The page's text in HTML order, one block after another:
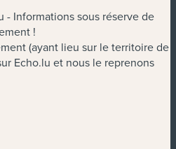
- Informations sous réserve de
!
(ayant lieu sur le territoire de
Echo.lu et nous le reprenons